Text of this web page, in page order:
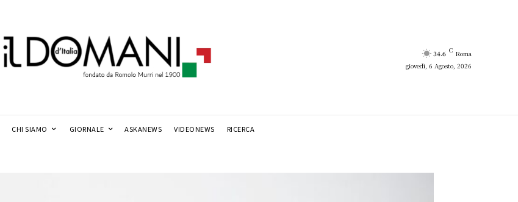
34.6 C Roma
giovedì, 6 Agosto, 2026
CHI SIAMO GIORNALE ASKANEWS VIDEONEWS RICERCA